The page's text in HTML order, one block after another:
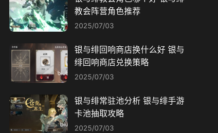
教会阵营角色推荐
2025/07/03
银与绯回响商店换什么好 银与
绯回响商店兑换策略
2025/07/03
银与绯常驻池分析 银与绯手游
卡池抽取攻略
2025/07/03